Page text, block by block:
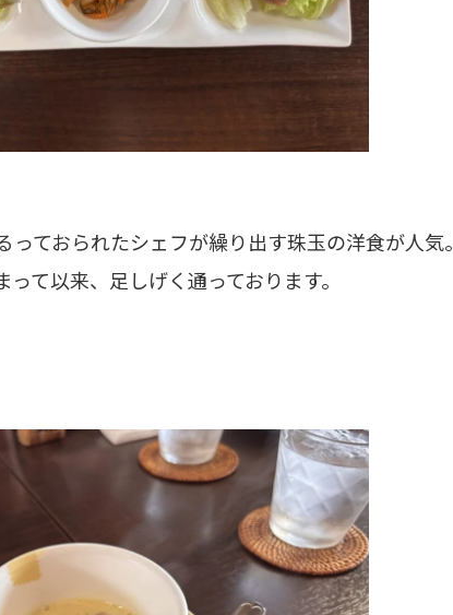
ておられたシェフが繰り出す珠玉の洋食が人気。
て以来、足しげく通っております。